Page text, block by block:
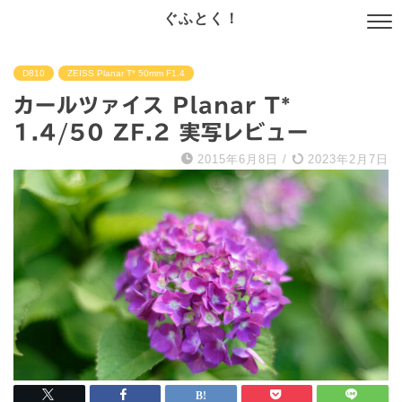
ぐふとく！
D810 ZEISS Planar T* 50mm F1.4
カールツァイス Planar T*
1.4/50 ZF.2 実写レビュー
2015年6月8日 / 2023年2月7日